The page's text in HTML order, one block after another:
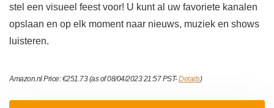
stel een visueel feest voor! U kunt al uw favoriete kanalen
opslaan en op elk moment naar nieuws, muziek en shows
luisteren.
Amazon.nl Price:€251.73(as of 08/04/2023 21:57 PST-Details)